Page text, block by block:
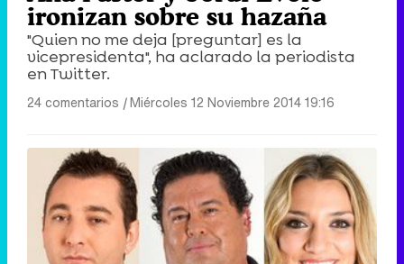
ironizan sobre su hazaña
"Quien no me deja [preguntar] es la
vicepresidenta", ha aclarado la periodista
en Twitter.
24 comentarios |Miércoles 12 Noviembre 2014 19:16